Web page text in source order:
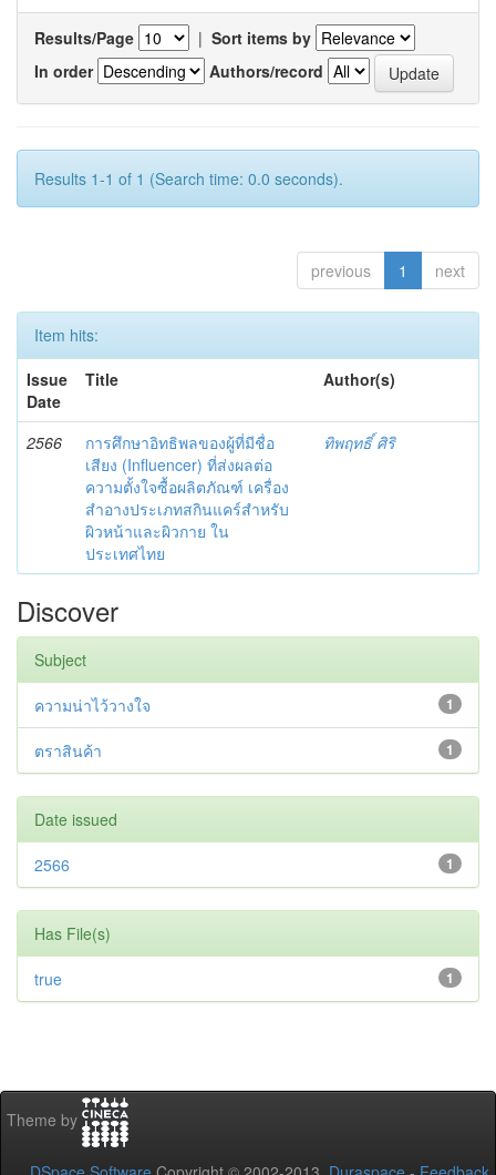
Results/Page | Sort items by
In order
Authors/record
Results 1-1 of 1 (Search time: 0.0 seconds).
previous 1 next
Item hits:
Issue
Date
Title Author(s)
2566
การศึกษาอิทธิพลของผู้ที่มีชื่อ
เสียง (Influencer) ที่ส่งผลต่อ
ความตั้งใจซื้อผลิตภัณฑ์ เครื่อง
สำอางประเภทสกินแคร์สำหรับ
ผิวหน้าและผิวกาย ใน
ประเทศไทย
ทิพฤทธิ์ ศิริ
Discover
Subject
1
ความน่าไว้วางใจ
1
ตราสินค้า
Date issued
1
2566
Has File(s)
1
true
Theme by